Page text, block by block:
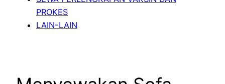
PROKES
LAIN-LAIN